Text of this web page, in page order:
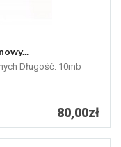
Długość: 10mb
80,00zł